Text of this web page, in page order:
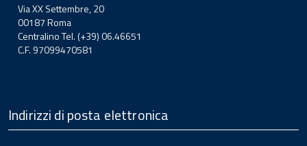
Via XX Settembre, 20
00187 Roma
Centralino Tel. (+39) 06.46651
C.F. 97099470581
Indirizzi di posta elettronica